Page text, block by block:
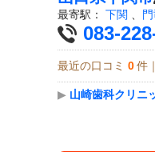
最寄駅： 下関
083-
最近の口コミ 0 件
▶ 山崎歯科クリニ